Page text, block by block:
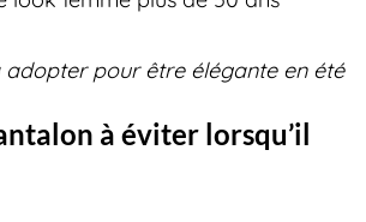
adopter pour être élégante en été
à éviter lorsqu’il